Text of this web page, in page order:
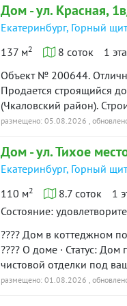
Дом - ул. Красная,
Екатеринбург, Горный щит
137 м2 8 соток 1
Объект № 200644.
Продается строящийся
(Чкаловский район).
этапы уже позади — вам
Чкаловский район
города без пробок по
лес и водоемы для
+ стяжка 70 мм. В
покрытие
временная
зимой).Канализация:
размещено: 05.08.2026 ,
Дом - ул. Тихое
Екатеринбург, Горный щит
110 м2 8.7 соток
1
Состояние:
???? Дом в коттеджном
???? О доме · Статус:
чистовой отделки под
подведено к дому,
размещено: 01.08.2026 ,